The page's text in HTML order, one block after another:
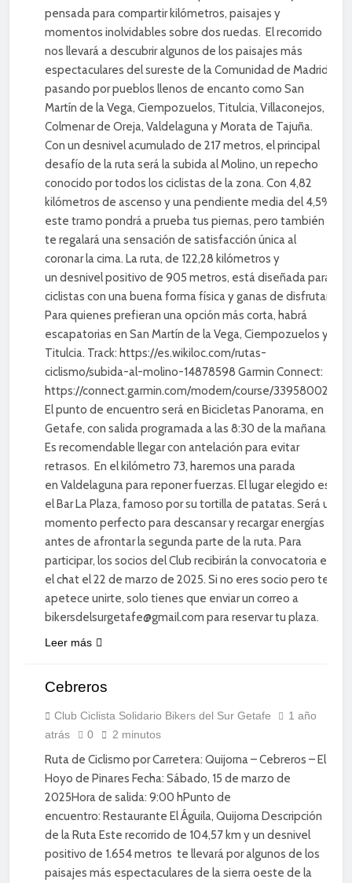
pensada para compartir kilómetros, paisajes y
momentos inolvidables sobre dos ruedas. El recorrido
nos llevará a descubrir algunos de los paisajes más
espectaculares del sureste de la Comunidad de Madrid,
pasando por pueblos llenos de encanto como San
Martín de la Vega, Ciempozuelos, Titulcia, Villaconejos,
Colmenar de Oreja, Valdelaguna y Morata de Tajuña.
Con un desnivel acumulado de 217 metros, el principal
desafío de la ruta será la subida al Molino, un repecho
conocido por todos los ciclistas de la zona. Con 4,82
kilómetros de ascenso y una pendiente media del 4,5%,
este tramo pondrá a prueba tus piernas, pero también
te regalará una sensación de satisfacción única al
coronar la cima. La ruta, de 122,28 kilómetros y
un desnivel positivo de 905 metros, está diseñada para
ciclistas con una buena forma física y ganas de disfrutar.
Para quienes prefieran una opción más corta, habrá
escapatorias en San Martín de la Vega, Ciempozuelos y
Titulcia. Track: https://es.wikiloc.com/rutas-
ciclismo/subida-al-molino-14878598 Garmin Connect:
https://connect.garmin.com/modern/course/339580029
El punto de encuentro será en Bicicletas Panorama, en
Getafe, con salida programada a las 8:30 de la mañana.
Es recomendable llegar con antelación para evitar
retrasos. En el kilómetro 73, haremos una parada
en Valdelaguna para reponer fuerzas. El lugar elegido es
el Bar La Plaza, famoso por su tortilla de patatas. Será un
momento perfecto para descansar y recargar energías
antes de afrontar la segunda parte de la ruta. Para
participar, los socios del Club recibirán la convocatoria en
el chat el 22 de marzo de 2025. Si no eres socio pero te
apetece unirte, solo tienes que enviar un correo a
bikersdelsurgetafe@gmail.com para reservar tu plaza.
Leer más
DEPORTE
DIVERSIÓN
ENTRENAMIENTO
Cebreros
Club Ciclista Solidario Bikers del Sur Getafe
1 año
atrás
0 2 minutos
Ruta de Ciclismo por Carretera: Quijorna – Cebreros – El
Hoyo de Pinares Fecha: Sábado, 15 de marzo de
2025Hora de salida: 9:00 hPunto de
encuentro: Restaurante El Águila, Quijorna Descripción
de la Ruta Este recorrido de 104,57 km y un desnivel
positivo de 1.654 metros te llevará por algunos de los
paisajes más espectaculares de la sierra oeste de la